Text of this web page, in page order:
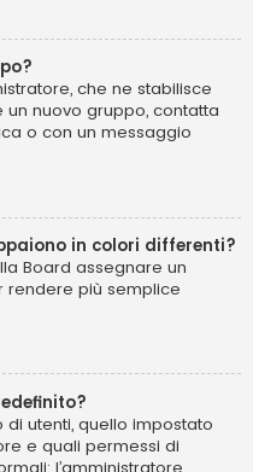
che ne stabilisce
nuovo gruppo, contatta
o con un messaggio
in colori differenti?
Board assegnare un
più semplice
utenti, quello impostato
e quali permessi di
l’amministratore,